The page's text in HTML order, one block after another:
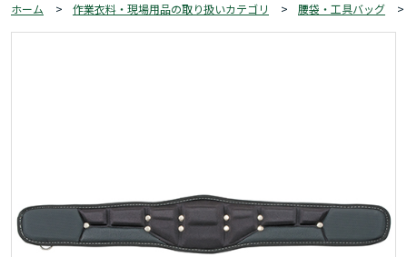
ホーム > 作業衣料・現場用品の取り扱いカテゴリ > 腰袋・工具バッグ >